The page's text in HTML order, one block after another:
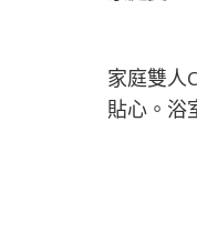
家庭雙人
貼心。浴